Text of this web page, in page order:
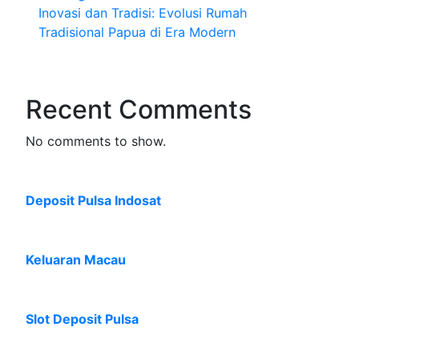
Inovasi dan Tradisi: Evolusi Rumah
Tradisional Papua di Era Modern
Recent Comments
No comments to show.
Deposit Pulsa Indosat
Keluaran Macau
Slot Deposit Pulsa